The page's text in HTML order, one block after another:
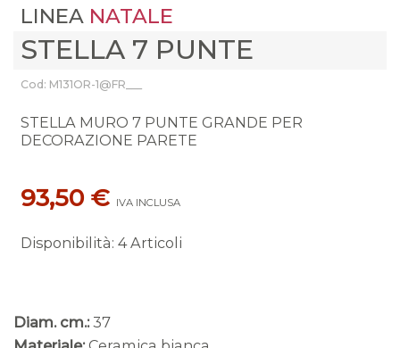
LINEA NATALE
STELLA 7 PUNTE
Cod: M131OR-1@FR___
STELLA MURO 7 PUNTE GRANDE PER
DECORAZIONE PARETE
93,50 € IVA INCLUSA
Disponibilità: 4 Articoli
Diam. cm.: 37